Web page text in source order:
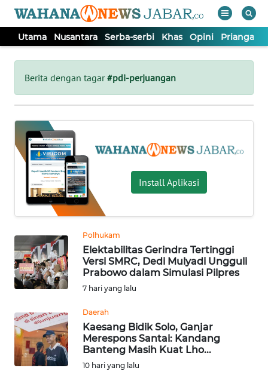
Utama Nusantara Serba-serbi Khas Opini Priangan
Berita dengan tagar#pdi-perjuangan
Install Aplikasi
Polhukam
Elektabilitas Gerindra Tertinggi
Versi SMRC, Dedi Mulyadi Ungguli
Prabowo dalam Simulasi Pilpres
7 hari yang lalu
Daerah
Kaesang Bidik Solo, Ganjar
Merespons Santai: Kandang
Banteng Masih Kuat Lho...
10 hari yang lalu
Tutup
UTAMA
NUSANTARA
SERBA-
SERBI
KHAS
OPINI
PRIANGAN
SUKABUMI
PURWAKARTA